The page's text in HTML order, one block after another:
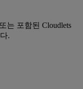
는 포함된 Cloudlets
.